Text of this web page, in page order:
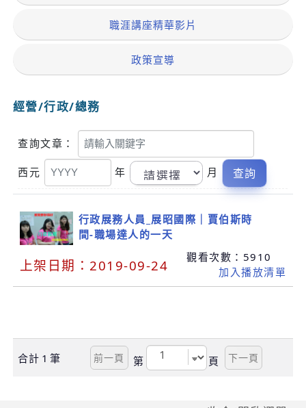
職涯講座精華影片
政策宣導
經營/行政/總務
查詢文章：
關
鍵
字
西元 年 月
行政展務人員_展昭國際｜賈伯斯時
間-職場達人的一天
上架日期： 2019-09-24 觀看次數： 5910
加入播放清單
合計 1 筆 第 頁